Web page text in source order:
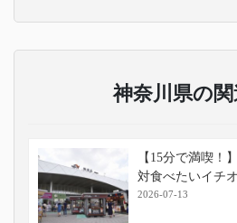
神奈川県の
【15分で満喫！
対食べたいイチ
2026-07-13